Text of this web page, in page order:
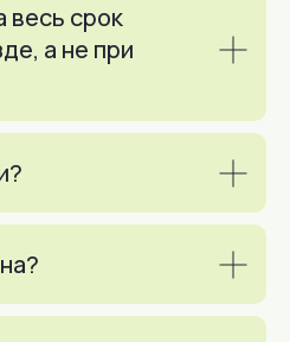
весь срок
а не при
в Москве, Санкт-